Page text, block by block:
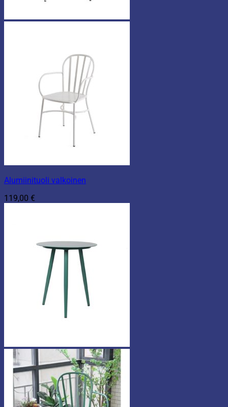
Alumiinituoli valkoinen
119,00 €